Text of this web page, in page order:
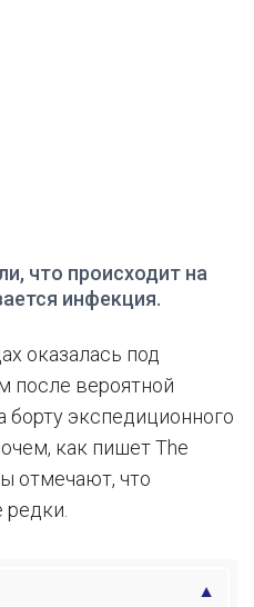
что происходит на
инфекция.
оказалась под
после вероятной
борту экспедиционного
как пишет The
отмечают, что